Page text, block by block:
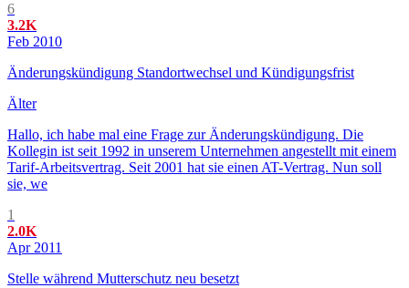
6
3.2K
Feb 2010
Änderungskündigung Standortwechsel und Kündigungsfrist
Älter
Hallo, ich habe mal eine Frage zur Änderungskündigung. Die
Kollegin ist seit 1992 in unserem Unternehmen angestellt mit einem
Tarif-Arbeitsvertrag. Seit 2001 hat sie einen AT-Vertrag. Nun soll
sie, we
1
2.0K
Apr 2011
Stelle während Mutterschutz neu besetzt